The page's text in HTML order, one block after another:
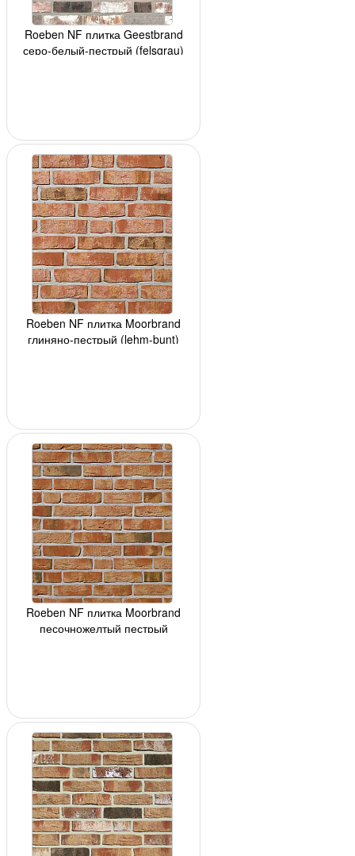
Roeben NF плитка Geestbrand
серо-белый-пестрый (felsgrau)
Roeben NF плитка Moorbrand
глиняно-пестрый (lehm-bunt)
Roeben NF плитка Moorbrand
песочножелтый пестрый